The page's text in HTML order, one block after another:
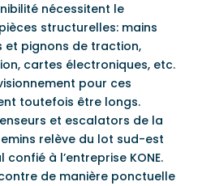
nécessitent le
structurelles: mains
et pignons de traction,
cartes électroniques, etc.
pour ces
toutefois être longs.
et escalators de la
relève du lot sud-est
à l’entreprise KONE.
de manière ponctuelle